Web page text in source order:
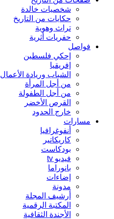
شخصيات خالدة
حكايات من التاريخ
تراث وهوية
حفريات أثرية
فواصل
إحكي فلسطين
إفريقيا
الشباب وريادة الأعمال
من أجل المرأة
من أجل الطفولة
القرص الأخضر
خارج الحدود
مسارات
أنفوغرافيا
كاريكاتير
بودكاست
فيديو tv
بانوراما
إضاءات
مدونة
أرشيف المجلة
المكتبة الرقمية
الأجندة الثقافية